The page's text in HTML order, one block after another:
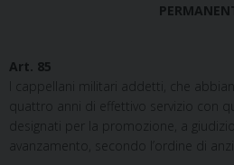
Art. 85
I cappellani militari addetti, che
quattro anni di effettivo servizio con
designati per la promozione, a
avanzamento, secondo l’ordine di